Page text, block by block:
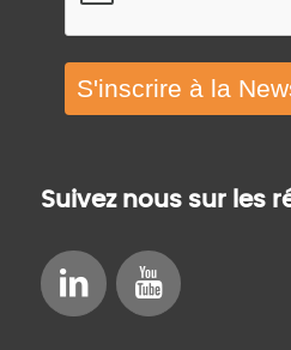
S'inscrire à la
Suivez nous sur les